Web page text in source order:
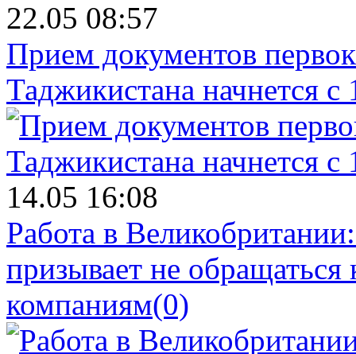
22.05 08:57
Прием документов
Таджикистана начнется с
14.05 16:08
Работа в
призывает не
компаниям(0)